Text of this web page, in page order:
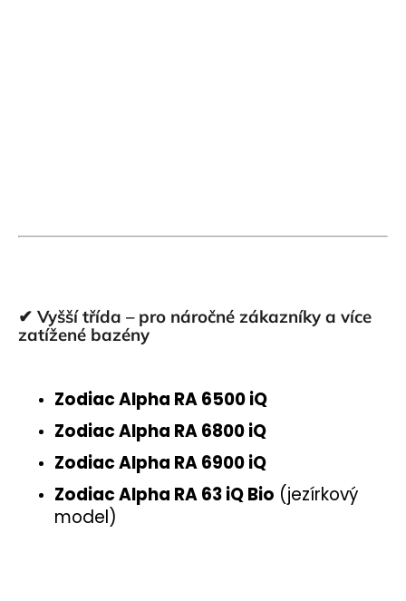
✔ Vyšší třída – pro náročné zákazníky a více
zatížené bazény
Zodiac Alpha RA 6500 iQ
Zodiac Alpha RA 6800 iQ
Zodiac Alpha RA 6900 iQ
Zodiac Alpha RA 63 iQ Bio (jezírkový
model)